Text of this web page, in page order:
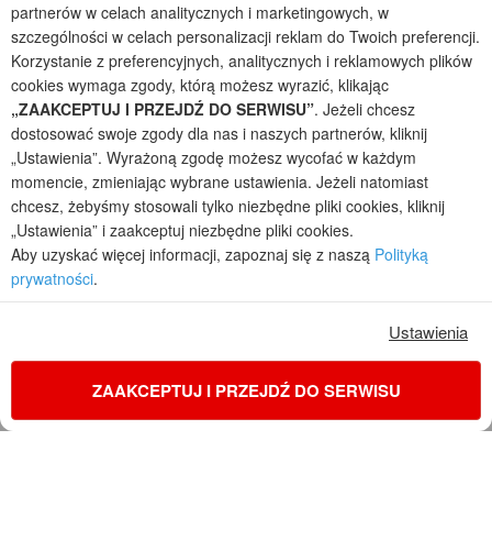
2026 © ARCHON+ Biuro Projektów - Tradycyjne i nowoczesne gotowe
projekty domów - autorska pracownia architektoniczna założona w 1990r.
przez arch. Barbarę Mendel
Z uwagi na ciągłe doskonalenie procesu powstawania projektów (zgodnie z
normą ISO 9001), prezentowane na stronie projekty domów mogą
nieznacznie różnić się od dokumentacji technicznej.
Informujemy, iż w celu optymalizacji treści dostępnych w naszym sklepie,
dostosowania ich do Państwa indywidualnych potrzeb korzystamy z
informacji zapisanych za pomocą plików cookies na urządzeniach
końcowych użytkowników. Pliki cookies użytkownik może kontrolować za
pomocą ustawień swojej przeglądarki internetowej. Dalsze korzystanie z
naszego serwisu internetowego, bez zmiany ustawień przeglądarki
internetowej oznacza, iż użytkownik akceptuje stosowanie plików cookies.
Więcej informacji zawartych jest w polityce prywatności.
Regulamin sklepu internetowego
partnerów w celach analitycznych i marketingowych, w
szczególności w celach personalizacji reklam do Twoich preferencji.
Korzystanie z preferencyjnych, analitycznych i reklamowych plików
cookies wymaga zgody, którą możesz wyrazić, klikając
„ZAAKCEPTUJ I PRZEJDŹ DO SERWISU”. Jeżeli chcesz
dostosować swoje zgody dla nas i naszych partnerów, kliknij
„Ustawienia”. Wyrażoną zgodę możesz wycofać w każdym
momencie, zmieniając wybrane ustawienia. Jeżeli natomiast
chcesz, żebyśmy stosowali tylko niezbędne pliki cookies, kliknij
„Ustawienia” i zaakceptuj niezbędne pliki cookies.
Aby uzyskać więcej informacji, zapoznaj się z naszą Polityką
prywatności.
Ustawienia
ZAAKCEPTUJ I PRZEJDŹ DO SERWISU